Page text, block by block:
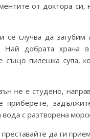
от доктора
се случва да
Най добрата
също пилешка супа,
не е студено,
приберете,
с разтворена
да ги